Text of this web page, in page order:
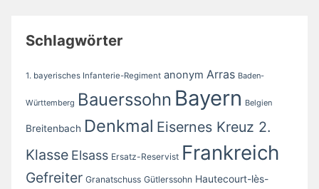
Schlagwörter
1. bayerisches Infanterie-Regiment anonym Arras Baden-
Württemberg Bauerssohn Bayern Belgien
Breitenbach Denkmal Eisernes Kreuz 2.
Klasse Elsass Ersatz-Reservist Frankreich
Gefreiter Granatschuss Gütlerssohn Hautecourt-lès-